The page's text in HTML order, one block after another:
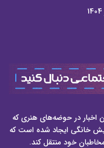
اخبار در حوضه‌های هنری که
خانگی ایجاد شده است که
خود منتقل کند.